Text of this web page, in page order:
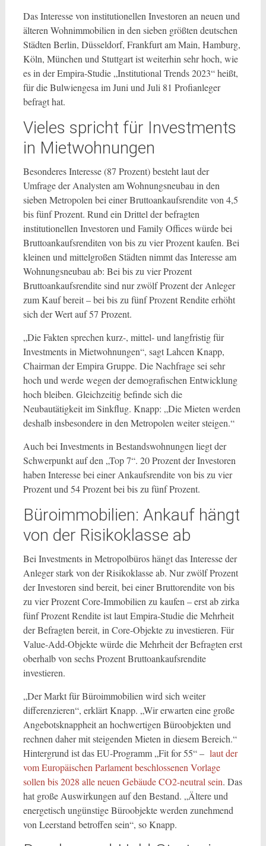
Das Interesse von institutionellen Investoren an neuen und
älteren Wohnimmobilien in den sieben größten deutschen
Städten Berlin, Düsseldorf, Frankfurt am Main, Hamburg,
Köln, München und Stuttgart ist weiterhin sehr hoch, wie
es in der Empira-Studie „Institutional Trends 2023“ heißt,
für die Bulwiengesa im Juni und Juli 81 Profianleger
befragt hat.
Vieles spricht für Investments
in Mietwohnungen
Besonderes Interesse (87 Prozent) besteht laut der
Umfrage der Analysten am Wohnungsneubau in den
sieben Metropolen bei einer Bruttoankaufsrendite von 4,5
bis fünf Prozent. Rund ein Drittel der befragten
institutionellen Investoren und Family Offices würde bei
Bruttoankaufsrenditen von bis zu vier Prozent kaufen. Bei
kleinen und mittelgroßen Städten nimmt das Interesse am
Wohnungsneubau ab: Bei bis zu vier Prozent
Bruttoankaufsrendite sind nur zwölf Prozent der Anleger
zum Kauf bereit – bei bis zu fünf Prozent Rendite erhöht
sich der Wert auf 57 Prozent.
„Die Fakten sprechen kurz-, mittel- und langfristig für
Investments in Mietwohnungen“, sagt Lahcen Knapp,
Chairman der Empira Gruppe. Die Nachfrage sei sehr
hoch und werde wegen der demografischen Entwicklung
hoch bleiben. Gleichzeitig befinde sich die
Neubautätigkeit im Sinkflug. Knapp: „Die Mieten werden
deshalb insbesondere in den Metropolen weiter steigen.“
Auch bei Investments in Bestandswohnungen liegt der
Schwerpunkt auf den „Top 7“. 20 Prozent der Investoren
haben Interesse bei einer Ankaufsrendite von bis zu vier
Prozent und 54 Prozent bei bis zu fünf Prozent.
Büroimmobilien: Ankauf hängt
von der Risikoklasse ab
Bei Investments in Metropolbüros hängt das Interesse der
Anleger stark von der Risikoklasse ab. Nur zwölf Prozent
der Investoren sind bereit, bei einer Bruttorendite von bis
zu vier Prozent Core-Immobilien zu kaufen – erst ab zirka
fünf Prozent Rendite ist laut Empira-Studie die Mehrheit
der Befragten bereit, in Core-Objekte zu investieren. Für
Value-Add-Objekte würde die Mehrheit der Befragten erst
oberhalb von sechs Prozent Bruttoankaufsrendite
investieren.
„Der Markt für Büroimmobilien wird sich weiter
differenzieren“, erklärt Knapp. „Wir erwarten eine große
Angebotsknappheit an hochwertigen Büroobjekten und
rechnen daher mit steigenden Mieten in diesem Bereich.“
Hintergrund ist das EU-Programm „Fit for 55“ – laut der
vom Europäischen Parlament beschlossenen Vorlage
sollen bis 2028 alle neuen Gebäude CO2-neutral sein. Das
hat große Auswirkungen auf den Bestand. „Ältere und
energetisch ungünstige Büroobjekte werden zunehmend
von Leerstand betroffen sein“, so Knapp.